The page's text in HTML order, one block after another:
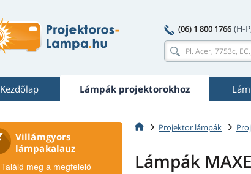
(06) 1 800 1766 (H-
Kezdőlap Lámpák projektorokhoz
Projektor lámpák
Lámpák
Villámgyors
lámpakalauz
Találd meg a megfelelő